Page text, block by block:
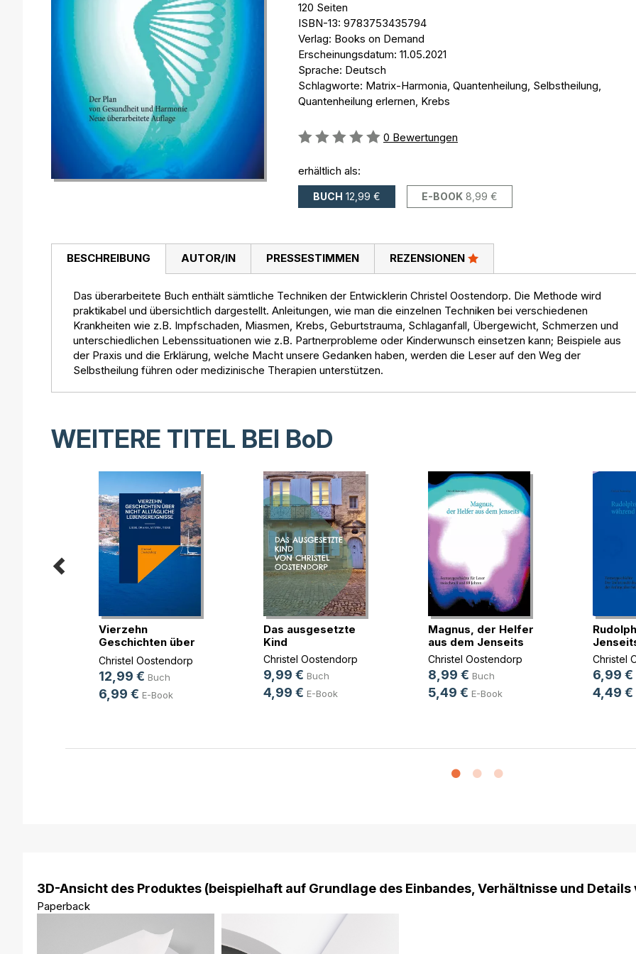
120 Seiten
ISBN-13: 9783753435794
Verlag: Books on Demand
Erscheinungsdatum: 11.05.2021
Sprache: Deutsch
Schlagworte: Matrix-Harmonia, Quantenheilung, Selbstheilung,
Quantenheilung erlernen, Krebs
Bewertung::
0 Bewertungen
erhältlich als:
BUCH 12,99 € E-BOOK 8,99 €
BESCHREIBUNG
Das überarbeitete Buch enthält sämtliche Techniken der Entwicklerin Christel Oostendorp. Die Methode wird
praktikabel und übersichtlich dargestellt. Anleitungen, wie man die einzelnen Techniken bei verschiedenen
Krankheiten wie z.B. Impfschaden, Miasmen, Krebs, Geburtstrauma, Schlaganfall, Übergewicht, Schmerzen und
unterschiedlichen Lebenssituationen wie z.B. Partnerprobleme oder Kinderwunsch einsetzen kann; Beispiele aus
der Praxis und die Erklärung, welche Macht unsere Gedanken haben, werden die Leser auf den Weg der
Selbstheilung führen oder medizinische Therapien unterstützen.
AUTOR/IN PRESSESTIMMEN REZENSIONEN
WEITERE TITEL BEI BoD
Vierzehn
Geschichten über
nicht al(...)
Christel Oostendorp
12,99 € Buch
6,99 € E-Book
Das ausgesetzte
Kind
Christel Oostendorp
9,99 € Buch
4,99 € E-Book
Magnus, der Helfer
aus dem Jenseits
Christel Oostendorp
8,99 € Buch
5,49 € E-Book
Christel
6,99 €
4,49 €
3D-Ansicht des Produktes (beispielhaft auf Grundlage des Einbandes, Verhältnisse und
Paperback